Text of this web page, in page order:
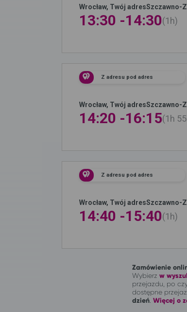
Wrocław, Twój adresSzczawno-
13:30 -14:30 1h
Z adresu pod adres
Wrocław, Twój adresSzczawno-
14:20 -16:15 1h
Z adresu pod adres
Wrocław, Twój adresSzczawno-
14:40 -15:40 1h
Zamówienie
Wybierz w
przejazdu, po
dostępne
dzień Więcej o